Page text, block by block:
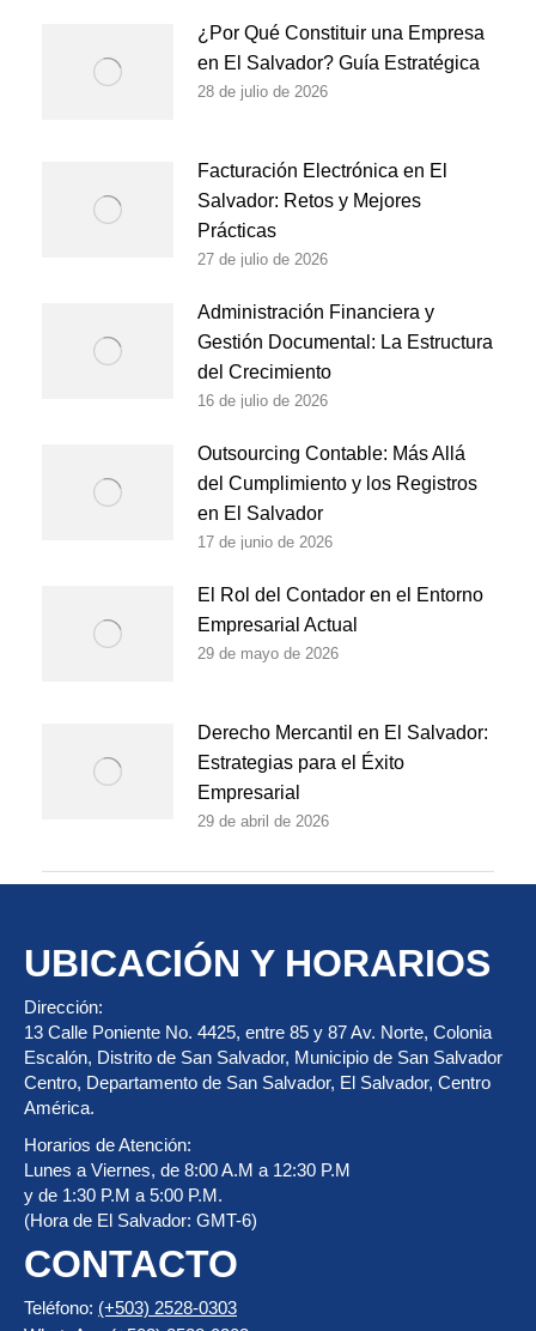
¿Por Qué Constituir una Empresa
en El Salvador? Guía Estratégica
28 de julio de 2026
Facturación Electrónica en El
Salvador: Retos y Mejores
Prácticas
27 de julio de 2026
Administración Financiera y
Gestión Documental: La Estructura
del Crecimiento
16 de julio de 2026
Outsourcing Contable: Más Allá
del Cumplimiento y los Registros
en El Salvador
17 de junio de 2026
El Rol del Contador en el Entorno
Empresarial Actual
29 de mayo de 2026
Derecho Mercantil en El Salvador:
Estrategias para el Éxito
Empresarial
29 de abril de 2026
UBICACIÓN Y HORARIOS
Dirección:
13 Calle Poniente No. 4425, entre 85 y 87 Av. Norte, Colonia
Escalón, Distrito de San Salvador, Municipio de San Salvador
Centro, Departamento de San Salvador, El Salvador, Centro
América.
Horarios de Atención:
Lunes a Viernes, de 8:00 A.M a 12:30 P.M
y de 1:30 P.M a 5:00 P.M.
(Hora de El Salvador: GMT-6)
CONTACTO
Teléfono: (+503) 2528-0303